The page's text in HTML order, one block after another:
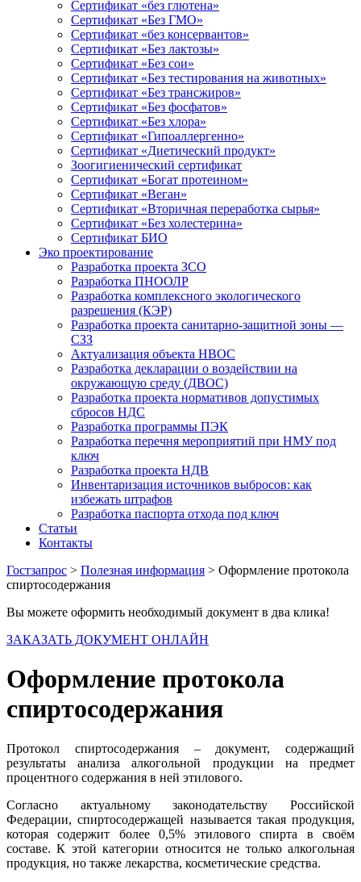
Сертификат «без глютена»
Сертификат «Без ГМО»
Сертификат «без консервантов»
Сертификат «Без лактозы»
Сертификат «Без сои»
Сертификат «Без тестирования на животных»
Сертификат «Без трансжиров»
Сертификат «Без фосфатов»
Сертификат «Без хлора»
Сертификат «Гипоаллергенно»
Сертификат «Диетический продукт»
Зоогигиенический сертификат
Сертификат «Богат протеином»
Сертификат «Веган»
Сертификат «Вторичная переработка сырья»
Сертификат «Без холестерина»
Сертификат БИО
Эко проектирование
Разработка проекта ЗСО
Разработка ПНООЛР
Разработка комплексного экологического
разрешения (КЭР)
Разработка проекта санитарно-защитной зоны —
СЗЗ
Актуализация объекта НВОС
Разработка декларации о воздействии на
окружающую среду (ДВОС)
Разработка проекта нормативов допустимых
сбросов НДС
Разработка программы ПЭК
Разработка перечня мероприятий при НМУ под
ключ
Разработка проекта НДВ
Инвентаризация источников выбросов: как
избежать штрафов
Разработка паспорта отхода под ключ
Статьи
Контакты
Гостзапрос > Полезная информация > Оформление протокола
спиртосодержания
Вы можете оформить необходимый документ в два клика!
ЗАКАЗАТЬ ДОКУМЕНТ ОНЛАЙН
Оформление протокола
спиртосодержания
Протокол спиртосодержания – документ, содержащий
результаты анализа алкогольной продукции на предмет
процентного содержания в ней этилового.
Согласно актуальному законодательству Российской
Федерации, спиртосодержащей называется такая продукция,
которая содержит более 0,5% этилового спирта в своём
составе. К этой категории относится не только алкогольная
продукция, но также лекарства, косметические средства.